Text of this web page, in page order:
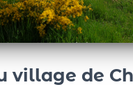
village de